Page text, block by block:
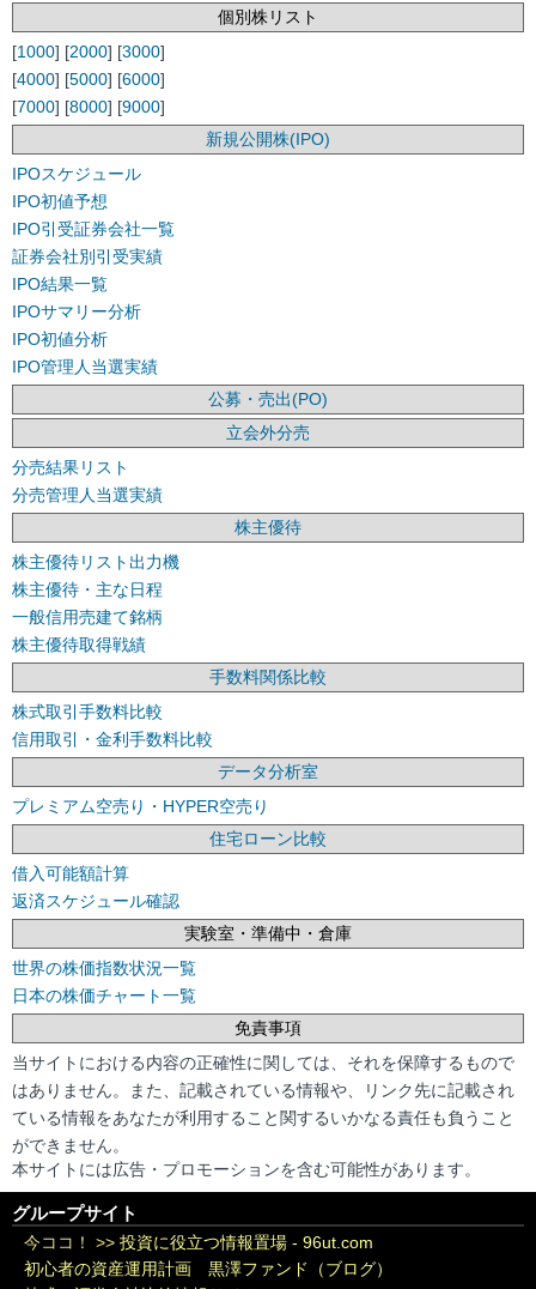
個別株リスト
[1000] [2000] [3000]
[4000] [5000] [6000]
[7000] [8000] [9000]
新規公開株(IPO)
IPOスケジュール
IPO初値予想
IPO引受証券会社一覧
証券会社別引受実績
IPO結果一覧
IPOサマリー分析
IPO初値分析
IPO管理人当選実績
公募・売出(PO)
立会外分売
分売結果リスト
分売管理人当選実績
株主優待
株主優待リスト出力機
株主優待・主な日程
一般信用売建て銘柄
株主優待取得戦績
手数料関係比較
株式取引手数料比較
信用取引・金利手数料比較
データ分析室
プレミアム空売り・HYPER空売り
住宅ローン比較
借入可能額計算
返済スケジュール確認
実験室・準備中・倉庫
世界の株価指数状況一覧
日本の株価チャート一覧
免責事項
当サイトにおける内容の正確性に関しては、それを保障するもので
はありません。また、記載されている情報や、リンク先に記載され
ている情報をあなたが利用すること関するいかなる責任も負うこと
ができません。
本サイトには広告・プロモーションを含む可能性があります。
グループサイト
今ココ！ >> 投資に役立つ情報置場 - 96ut.com
初心者の資産運用計画 黒澤ファンド（ブログ）